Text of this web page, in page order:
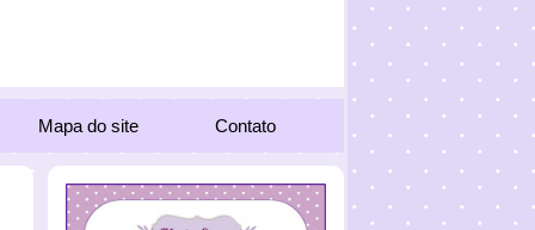
Mapa do site Contato